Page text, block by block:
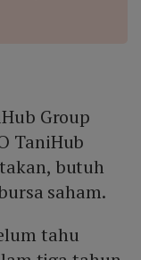
Group
TaniHub
butuh
saham.
tahu